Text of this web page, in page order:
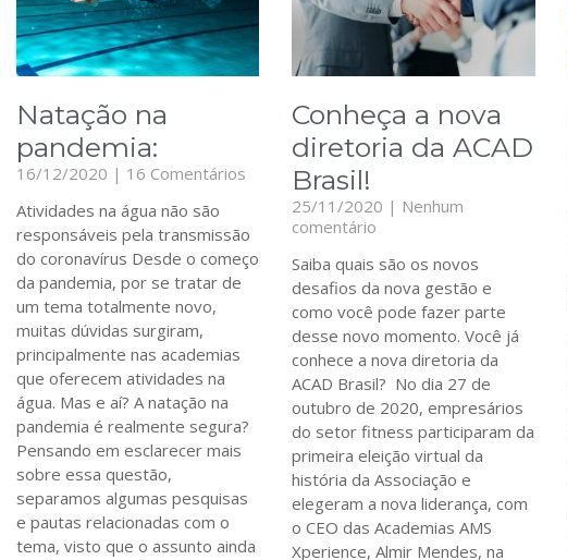
Natação na
pandemia:
16/12/2020
16 Comentários
Atividades na água não são
responsáveis pela transmissão
do coronavírus Desde o começo
da pandemia, por se tratar de
um tema totalmente novo,
muitas dúvidas surgiram,
principalmente nas academias
que oferecem atividades na
água. Mas e aí? A natação na
pandemia é realmente segura?
Pensando em esclarecer mais
sobre essa questão,
separamos algumas pesquisas
e pautas relacionadas com o
tema, visto que o assunto ainda
Conheça a nova
diretoria da ACAD
Brasil!
25/11/2020
Nenhum
comentário
Saiba quais são os novos
desafios da nova gestão e
como você pode fazer parte
desse novo momento. Você já
conhece a nova diretoria da
ACAD Brasil? No dia 27 de
outubro de 2020, empresários
do setor fitness participaram da
primeira eleição virtual da
história da Associação e
elegeram a nova liderança, com
o CEO das Academias AMS
Xperience, Almir Mendes, na